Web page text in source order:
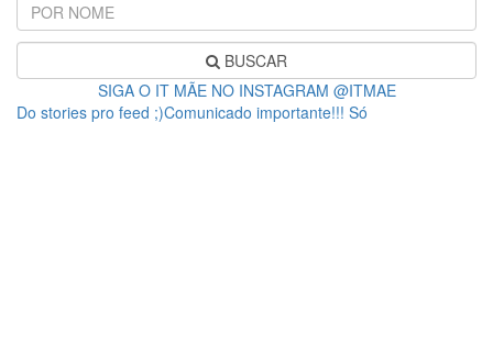
BUSCAR
SIGA O IT MÃE NO INSTAGRAM @ITMAE
Do stories pro feed ;)Comunicado importante!!! Só